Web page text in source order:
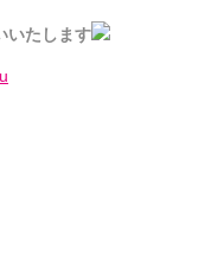
いたします